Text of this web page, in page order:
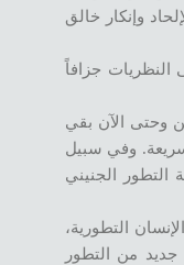
وإنكار خالق
النظريات جزافاً
وحتى الآن بقي
سريعة. وفي سبيل
الجنيني
التطورية،
من التطور